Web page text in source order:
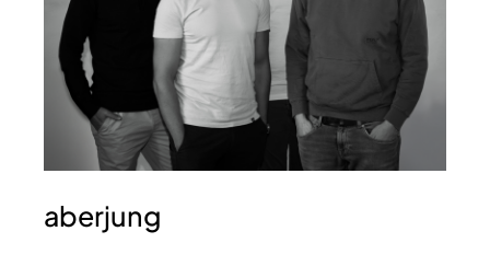
aberjung